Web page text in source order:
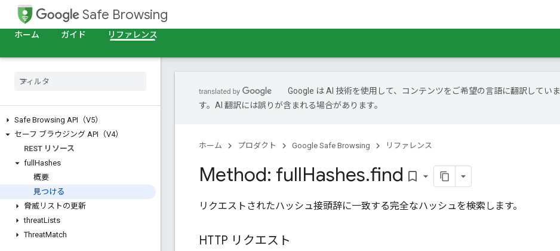
Safe Browsing
ホーム
ガイド リファレンス
Safe Browsing API（V5）
セーフ ブラウジング API（V4）
REST リソース
full Hashes
概要
見つける
脅威リストの更新
threatLists
ThreatMatch
Google は AI 技術を使用して、コンテンツをご希望の言語に翻訳していま
す。AI 翻訳には誤りが含まれる場合があります。
ホーム プロダクト Google Safe Browsing リファレンス
Method: fullHashes.find bookmark_border
リクエストされたハッシュ接頭辞に一致する完全なハッシュを検索します。
HTTP リクエスト